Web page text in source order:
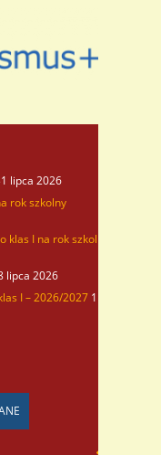
lipca 2026
rok szkolny
I na rok szkolny
lipca 2026
I – 2026/2027 1